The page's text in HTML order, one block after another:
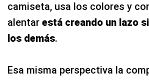
camiseta, usa los colores y
alentar está creando un lazo
los demás.
Esa misma perspectiva la